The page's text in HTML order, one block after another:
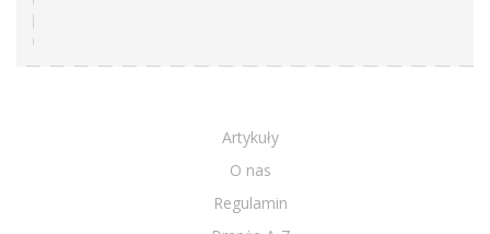
Artykuły
O nas
Regulamin